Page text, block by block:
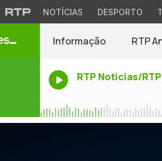
NOTÍCIAS DESPORTO
Informação RTP
RTP Noticias/